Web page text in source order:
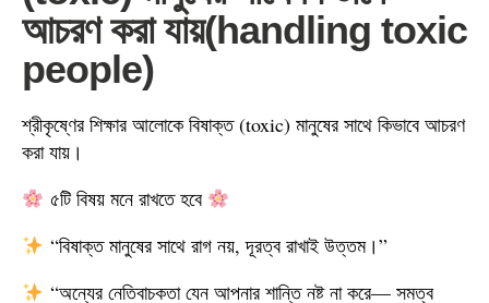
আচরণ করা যায়(handling toxic
people)
শ্রীকৃষ্ণের শিক্ষার আলোকে বিষাক্ত (toxic) মানুষের সাথে কিভাবে আচরণ
করা যায়।
৫টি বিষয় মনে রাখতে হবে
“বিষাক্ত মানুষের সাথে রাগ নয়, দূরত্ব রাখাই উত্তম।”
“অন্যের নেতিবাচকতা যেন আপনার শান্তি নষ্ট না করে— সমত্ব